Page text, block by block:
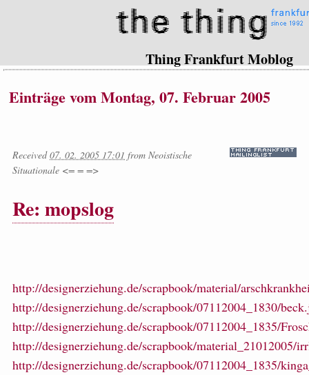
Thing Frankfurt Moblog
Einträge vom Montag, 07. Februar 2005
Received07. 02. 2005 17:01 from Neoistische
Situationale <= = =>
Re: mopslog
http://designerziehung.de/scrapbook/material/
http://designerziehung.de/scrapbook/07112004_1830/
http://designerziehung.de/scrapbook/07112004_1835/
http://designerziehung.de/scrapbook/material_21012005/
http://designerziehung.de/scrapbook/07112004_1835/